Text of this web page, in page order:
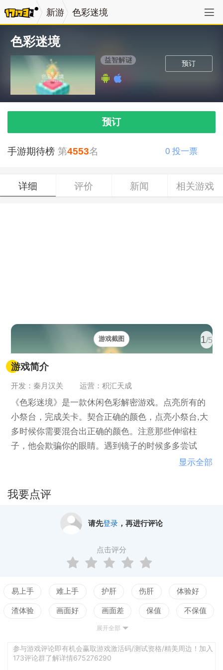
新游 色彩迷境
色彩迷境
预订
益智解谜
预订
手游期待榜 第4553名 0 投一票
详细 评价 新闻 相关游戏
1/5
游戏截图
游戏简介
开发：秦月汉关 运营：积汇天成
《色彩迷境》是一款休闲色彩解密游戏。点亮所有的
小祭台，完成关卡。契合正确的颜色，点亮小祭台,大
多时候你需要混合出正确的颜色。注意那些伸缩柱
子，他会欺骗你的眼睛。遇到镜子的时候多多尝试
显示全部
我要点评
请先登录，再进行评论
点击评分
易上手 难上手 护肝 伤肝 体验好
渣体验 画面好 画面差 保值 不保值
测试
谜题出彩 谜题无趣 叙事佳 叙事差
展开全部
参与游戏评论即有机会赢取游戏激活码/测试资格/精美周边！加入
173评论群了解详情675276290